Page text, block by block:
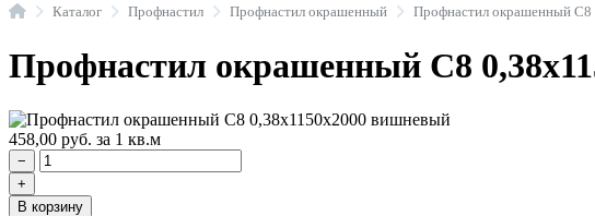
ГлавнаяКаталог Профнастил Профнастил окрашенный Профнастил окрашенный С8
Профнастил окрашенный С8
458,00 руб. за 1 кв.м
−
+
В корзину